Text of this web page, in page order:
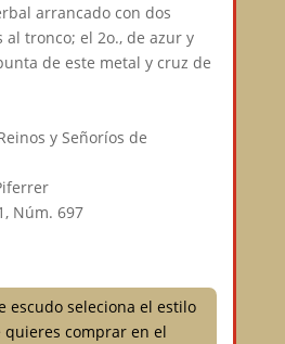
arrancado con dos
al tronco; el 2o., de azur y
de este metal y cruz de
y Señoríos de
Núm. 697⠀
escudo seleciona el estilo
comprar en el